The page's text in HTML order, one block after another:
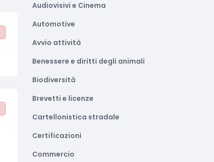
Audiovisivi e Cinema
Automotive
Avvio attività
Benessere e diritti degli animali
Biodiversità
Brevetti e licenze
Cartellonistica stradale
Certificazioni
Commercio